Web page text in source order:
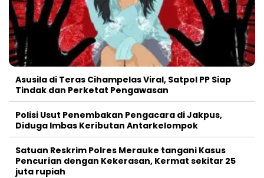
Asusila di Teras Cihampelas Viral, Satpol PP Siap
Tindak dan Perketat Pengawasan
Polisi Usut Penembakan Pengacara di Jakpus,
Diduga Imbas Keributan Antarkelompok
Satuan Reskrim Polres Merauke tangani Kasus
Pencurian dengan Kekerasan, Kermat sekitar 25
juta rupiah